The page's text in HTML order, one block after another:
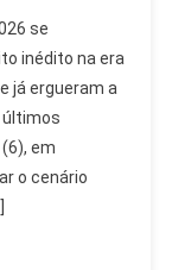
se
inédito na era
já ergueram a
últimos
em
o cenário